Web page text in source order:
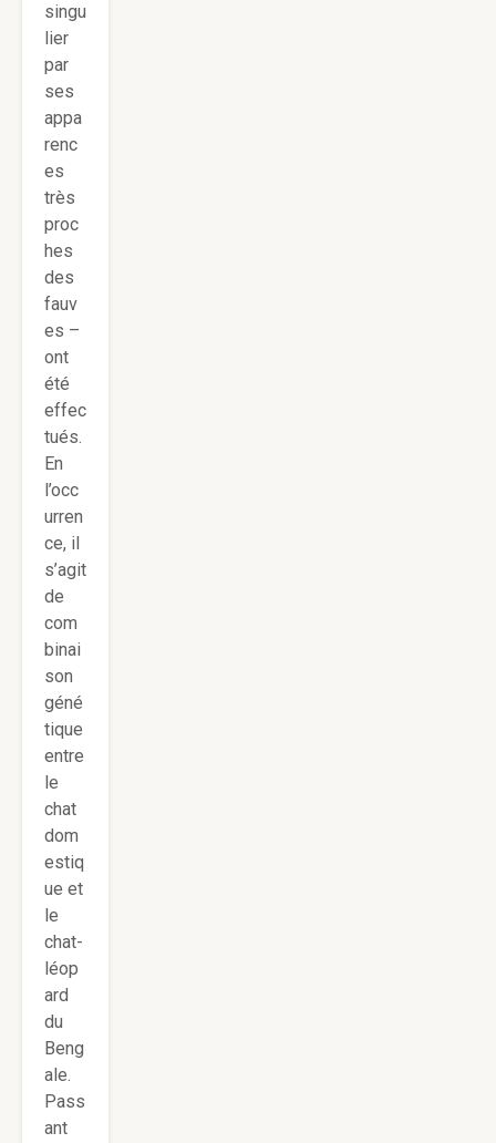
singu
lier
par
ses
appa
renc
es
très
proc
hes
des
fauv
es –
ont
été
effec
tués.
En
l’occ
urren
ce, il
s’agit
de
com
binai
son
géné
tique
entre
le
chat
dom
estiq
ue et
le
chat-
léop
ard
du
Beng
ale.
Pass
ant